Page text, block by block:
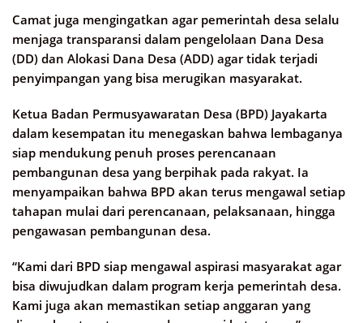
Camat juga mengingatkan agar pemerintah desa selalu
menjaga transparansi dalam pengelolaan Dana Desa
(DD) dan Alokasi Dana Desa (ADD) agar tidak terjadi
penyimpangan yang bisa merugikan masyarakat.
Ketua Badan Permusyawaratan Desa (BPD) Jayakarta
dalam kesempatan itu menegaskan bahwa lembaganya
siap mendukung penuh proses perencanaan
pembangunan desa yang berpihak pada rakyat. Ia
menyampaikan bahwa BPD akan terus mengawal setiap
tahapan mulai dari perencanaan, pelaksanaan, hingga
pengawasan pembangunan desa.
“Kami dari BPD siap mengawal aspirasi masyarakat agar
bisa diwujudkan dalam program kerja pemerintah desa.
Kami juga akan memastikan setiap anggaran yang